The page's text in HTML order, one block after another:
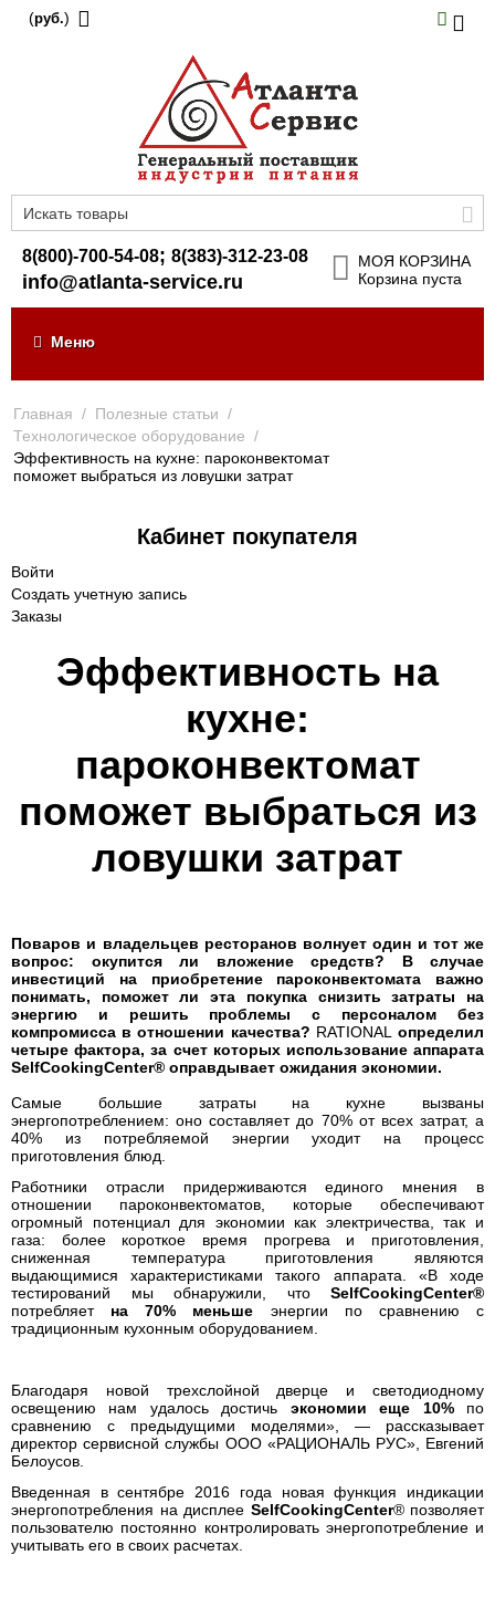
(руб.)
8(800)-700-54-08; 8(383)-312-23-08
info@atlanta-service.ru
МОЯ КОРЗИНА
Корзина пуста
Меню
Главная / Полезные статьи /
Технологическое оборудование /
Эффективность на кухне: пароконвектомат
поможет выбраться из ловушки затрат
Кабинет покупателя
Войти
Создать учетную запись
Заказы
Эффективность на
кухне:
пароконвектомат
поможет выбраться из
ловушки затрат
Поваров и владельцев ресторанов волнует один и тот же
вопрос: окупится ли вложение средств? В случае
инвестиций на приобретение пароконвектомата важно
понимать, поможет ли эта покупка снизить затраты на
энергию и решить проблемы с персоналом без
компромисса в отношении качества? RATIONAL
определил
четыре фактора, за счет которых использование аппарата
SelfCookingCenter® оправдывает ожидания экономии.
Самые большие затраты на кухне вызваны
энергопотреблением: оно составляет до 70% от всех затрат, а
40% из потребляемой энергии уходит на процесс
приготовления блюд.
Работники отрасли придерживаются единого мнения в
отношении пароконвектоматов, которые обеспечивают
огромный потенциал для экономии как электричества, так и
газа: более короткое время прогрева и приготовления,
сниженная температура приготовления являются
выдающимися характеристиками такого аппарата. «В ходе
тестирований мы обнаружили, что SelfCookingCenter®
потребляет на 70% меньше энергии по сравнению с
традиционным кухонным оборудованием.
Благодаря новой трехслойной дверце и светодиодному
освещению нам удалось достичь экономии еще 10%по
сравнению с предыдущими моделями», — рассказывает
директор сервисной службы ООО «РАЦИОНАЛЬ РУС», Евгений
Белоусов.
Введенная в сентябре 2016 года новая функция индикации
энергопотребления на дисплее SelfCookingCenter® позволяет
пользователю постоянно контролировать энергопотребление и
учитывать его в своих расчетах.